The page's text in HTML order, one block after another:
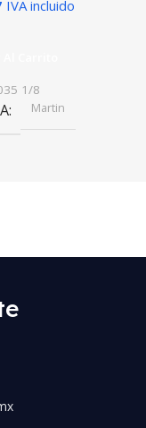
IVA incluido
1/8
Martin